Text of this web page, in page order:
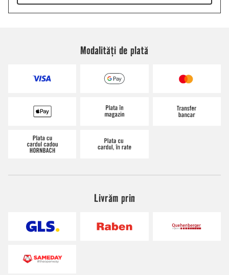
Modalități de plată
Livrăm prin